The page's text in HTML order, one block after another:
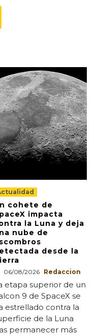
cohete de
impacta
la Luna y deja
nube de
desde la
06/08/2026 Redaccion
etapa superior de un
9 de SpaceX se
estrellado contra la
de la Luna
permanecer más